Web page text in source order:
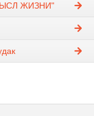
ЖИЗНИ"